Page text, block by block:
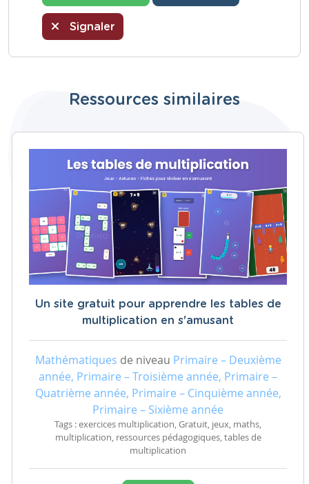
Signaler
Ressources similaires
Un site gratuit pour apprendre les tables de
multiplication en s'amusant
Mathématiques de niveau Primaire – Deuxième
année, Primaire – Troisième année, Primaire –
Quatrième année, Primaire – Cinquième année,
Primaire – Sixième année
Tags : exercices multiplication, Gratuit, jeux, maths,
multiplication, ressources pédagogiques, tables de
multiplication